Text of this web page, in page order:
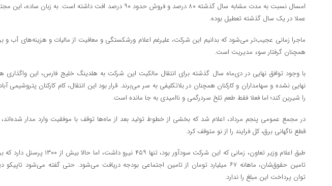
امسال نسبت به مدت مشابه سال گذشته ۸۰ درصد و فروش حدود ۹۰ درصد افت داشته است. به زبان ساده،
عملا در یک سال گذشته تعطیل بوده.
ماجرا زمانی عجیب‌تر می‌شود که بدانیم این شرکت، علیرغم اعلام ورشکستگی و معافیت از مالیات و هزینه‌های آب و
همچنان گرفتار سوء مدیریت است.
با وجود توافق نهایی در دی‌ماه سال گذشته برای انتقال مالکیت این شرکت به هلدینگ خلیج فارس، این واگذاری
نهایی نشده و سهامداران و کارکنان همچنان در بلاتکلیفی به سر می‌برند. قرار بود این انتقال، کام کارکنان پتروشیمی
را شیرین کند؛ اما فعلا فقط طعم تلخ سردرگمی و ناامیدی به جا مانده است.
در مجمع عمومی پنجم مرداد، اعلام شد که بخشی از خطوط تولید بعد از ماه‌ها توقف با موفقیت وارد مدار شده‌اند،
قطع ناگهانی برق، کل فرایند را از نو متوقف کرد.
طبق اعلام وزیر تعاون، زمانی که این شرکت سودآور بود، تنها ۴۵۹ نیرو داشت، اما حالا بیش از
تامین حقوق‌شان، ماهانه ۶۷ میلیارد تومان از تامین اجتماعی بودجه دریافت می‌شود. حتی گفته می‌شود تاپیکو
توان پرداخت این مبلغ را ندارد.